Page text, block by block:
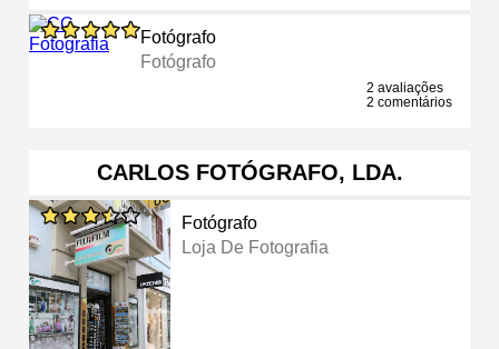
Fotógrafo
Fotógrafo
2 avaliações
2 comentários
CARLOS FOTÓGRAFO, LDA.
Fotógrafo
Loja De Fotografia